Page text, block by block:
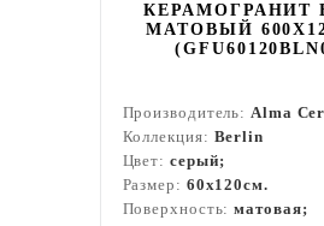
КЕРАМОГРАНИТ
МАТОВЫЙ
Производитель:Alma
Коллекция: Berlin
Цвет: серый;
Размер: 60x120см.
Поверхность:матовая;